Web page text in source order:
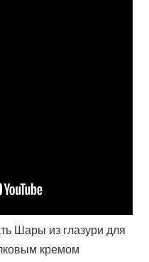
Шары из глазури для
кремом